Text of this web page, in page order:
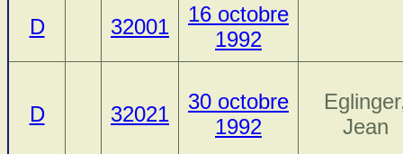
D 32001
16 octobre
1992
D 32021
30 octobre
1992
Jean